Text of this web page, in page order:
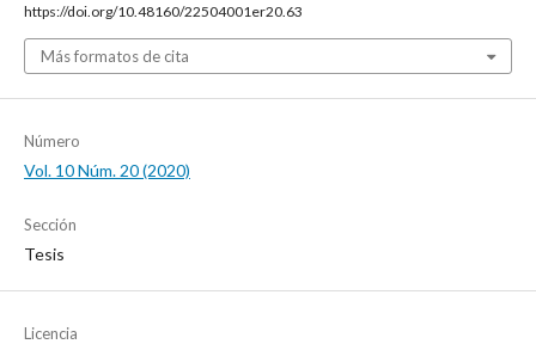
https://doi.org/10.48160/22504001er20.63
Más formatos de cita
Número
Vol. 10 Núm. 20 (2020)
Sección
Tesis
Licencia